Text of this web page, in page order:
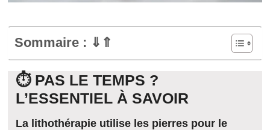
Sommaire : ⇓⇑
⏱️ PAS LE TEMPS ?
L’ESSENTIEL À SAVOIR
La lithothérapie utilise les pierres pour le